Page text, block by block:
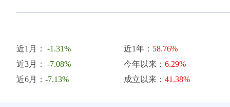
近1月： -1.31%
近3月： -7.08%
近6月： -7.13%
近1年： 58.76%
今年以来：6.29%
成立以来：41.38%